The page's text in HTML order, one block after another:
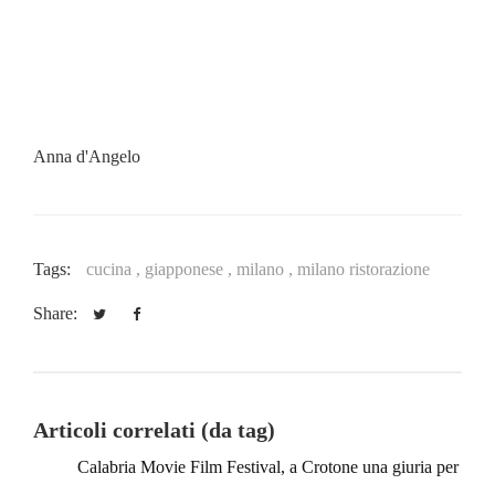
Anna d'Angelo
Tags: cucina , giapponese , milano , milano ristorazione
Share:
Articoli correlati (da tag)
Calabria Movie Film Festival, a Crotone una giuria per